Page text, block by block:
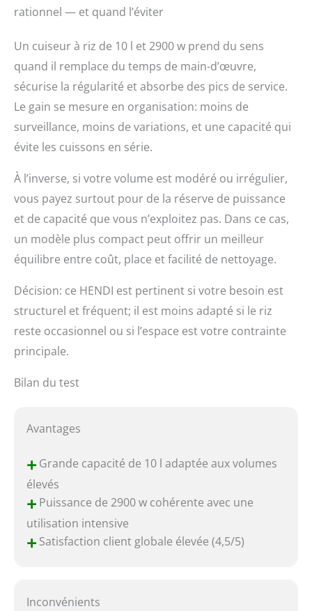
rationnel — et quand l’éviter
Un cuiseur à riz de 10 l et 2900 w prend du sens
quand il remplace du temps de main-d’œuvre,
sécurise la régularité et absorbe des pics de service.
Le gain se mesure en organisation: moins de
surveillance, moins de variations, et une capacité qui
évite les cuissons en série.
À l’inverse, si votre volume est modéré ou irrégulier,
vous payez surtout pour de la réserve de puissance
et de capacité que vous n’exploitez pas. Dans ce cas,
un modèle plus compact peut offrir un meilleur
équilibre entre coût, place et facilité de nettoyage.
Décision: ce HENDI est pertinent si votre besoin est
structurel et fréquent; il est moins adapté si le riz
reste occasionnel ou si l’espace est votre contrainte
principale.
Bilan du test
Avantages
+Grande capacité de 10 l adaptée aux volumes
élevés
+Puissance de 2900 w cohérente avec une
utilisation intensive
+Satisfaction client globale élevée (4,5/5)
Inconvénients